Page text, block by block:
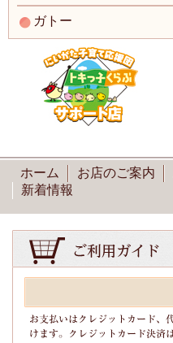
ガトー
ホーム お店のご案内
新着情報